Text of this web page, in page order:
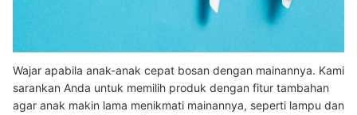
Wajar apabila anak-anak cepat bosan dengan mainannya. Kami
sarankan Anda untuk memilih produk dengan fitur tambahan
agar anak makin lama menikmati mainannya, seperti lampu dan